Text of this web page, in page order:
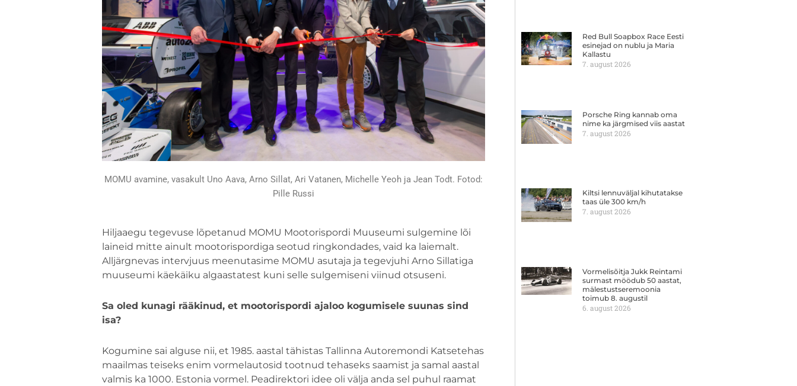
MOMU avamine, vasakult Uno Aava, Arno Sillat, Ari Vatanen, Michelle Yeoh ja Jean Todt. Fotod:
Pille Russi
Hiljaaegu tegevuse lõpetanud MOMU Mootorispordi Muuseumi sulgemine lõi
laineid mitte ainult mootorispordiga seotud ringkondades, vaid ka laiemalt.
Alljärgnevas intervjuus meenutasime MOMU asutaja ja tegevjuhi Arno Sillatiga
muuseumi käekäiku algaastatest kuni selle sulgemiseni viinud otsuseni.
Sa oled kunagi rääkinud, et mootorispordi ajaloo kogumisele suunas sind
isa?
Kogumine sai alguse nii, et 1985. aastal tähistas Tallinna Autoremondi Katsetehas
maailmas teiseks enim vormelautosid tootnud tehaseks saamist ja samal aastal
valmis ka 1000. Estonia vormel. Peadirektori idee oli välja anda sel puhul raamat
Red Bull Soapbox Race Eesti
esinejad on nublu ja Maria
Kallastu
7. august 2026
Porsche Ring kannab oma
nime ka järgmised viis aastat
7. august 2026
Kiltsi lennuväljal kihutatakse
taas üle 300 km/h
7. august 2026
Vormelisõitja Jukk Reintami
surmast möödub 50 aastat,
mälestustseremoonia
toimub 8. augustil
6. august 2026